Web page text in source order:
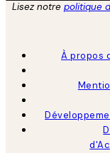
Lisez notre politique
À propos